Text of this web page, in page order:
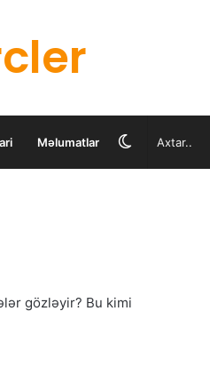
Məlumatlar Switch
gözləyir? Bu kimi